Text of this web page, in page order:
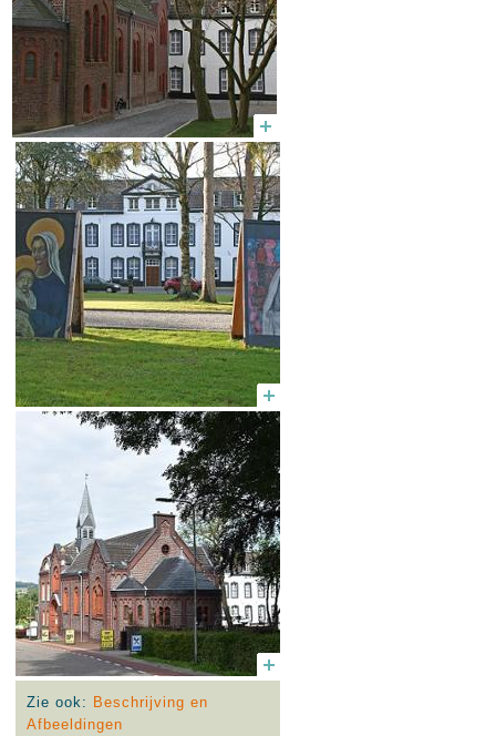
Zie ook: Beschrijving en
Afbeeldingen